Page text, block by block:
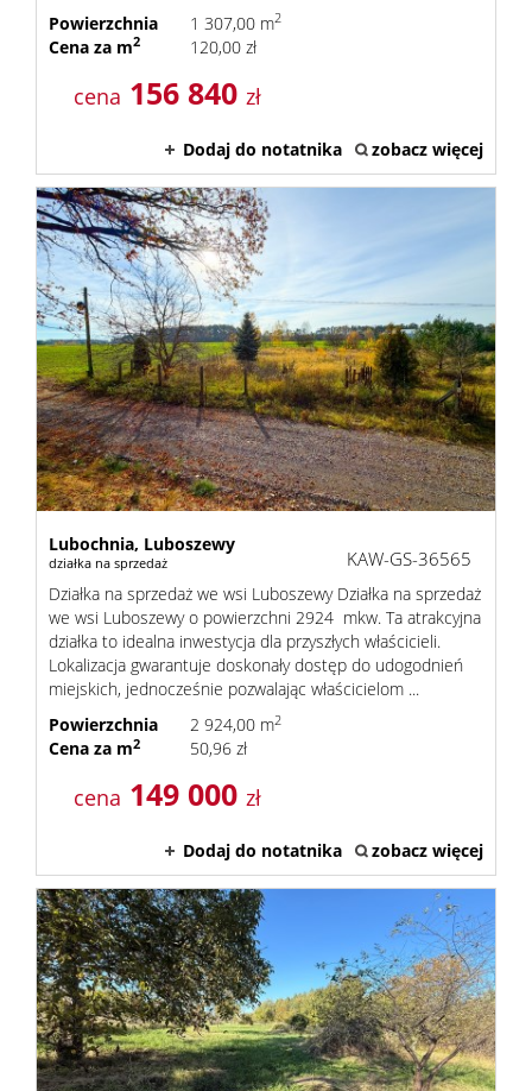
Powierzchnia
1 307,00 m2
Cena za m2 120,00 zł
cena 156 840 zł
Dodaj do notatnika zobacz więcej
Lubochnia, Luboszewy
działka na sprzedaż KAW-GS-36565
Działka na sprzedaż we wsi Luboszewy Działka na sprzedaż
we wsi Luboszewy o powierzchni 2924 mkw. Ta atrakcyjna
działka to idealna inwestycja dla przyszłych właścicieli.
Lokalizacja gwarantuje doskonały dostęp do udogodnień
miejskich, jednocześnie pozwalając właścicielom ...
Powierzchnia
2 924,00 m2
Cena za m2 50,96 zł
cena 149 000 zł
Dodaj do notatnika zobacz więcej